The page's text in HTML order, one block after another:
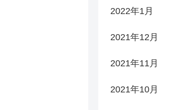
2022年1月
2021年12月
2021年11月
2021年10月